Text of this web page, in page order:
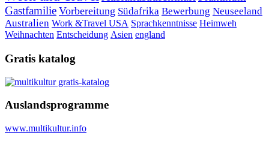
Gastfamilie Vorbereitung Südafrika Bewerbung Neuseeland
Australien Work &Travel USA Sprachkenntnisse Heimweh
Weihnachten Entscheidung Asien england
Gratis katalog
Auslandsprogramme
www.multikultur.info